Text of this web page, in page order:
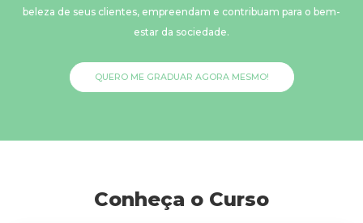
beleza de seus clientes, empreendam e contribuam para o bem-
estar da sociedade.
QUERO ME GRADUAR AGORA MESMO!
Conheça o Curso